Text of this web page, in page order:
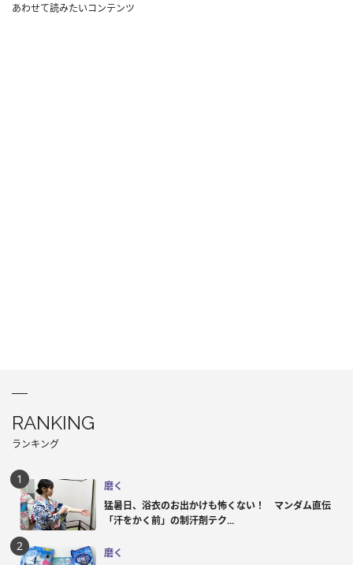
あわせて読みたいコンテンツ
RANKING
ランキング
磨く
猛暑日、浴衣のお出かけも怖くない！ マンダム直伝
「汗をかく前」の制汗剤テク...
磨く